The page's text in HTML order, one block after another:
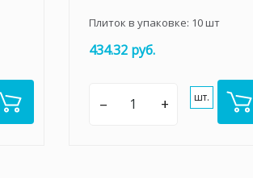
Плиток в упаковке: 10шт
434.32 руб.
– + шт.